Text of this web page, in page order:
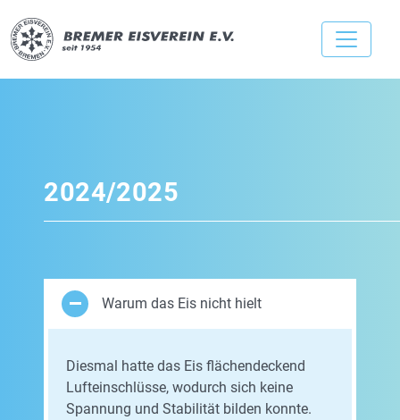
2024/2025
Warum das Eis nicht hielt
Diesmal hatte das Eis flächendeckend
Lufteinschlüsse, wodurch sich keine
Spannung und Stabilität bilden konnte.